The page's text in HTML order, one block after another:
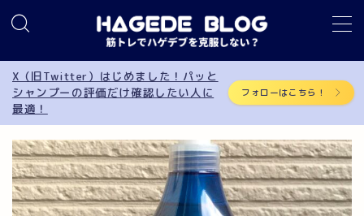
MENU
筋トレ
AGA
サプリメント
X（旧Twitter）はじめました！パッと
シャンプーの評価だけ確認したい人に
最適！
フォローはこちら！